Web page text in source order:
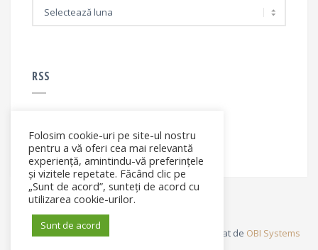
RSS
RSS - articole
© Elena Filip. All rights reserved ® - Site dezvoltat de OBI Systems
Folosim cookie-uri pe site-ul nostru
pentru a vă oferi cea mai relevantă
experiență, amintindu-vă preferințele
și vizitele repetate. Făcând clic pe
„Sunt de acord”, sunteți de acord cu
utilizarea cookie-urilor.
Sunt de acord